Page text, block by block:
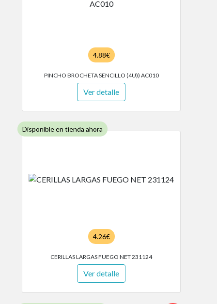
4.88€
PINCHO BROCHETA SENCILLO (4U)) AC010
Ver detalle
Disponible en tienda ahora
4.26€
CERILLAS LARGAS FUEGO NET 231124
Ver detalle